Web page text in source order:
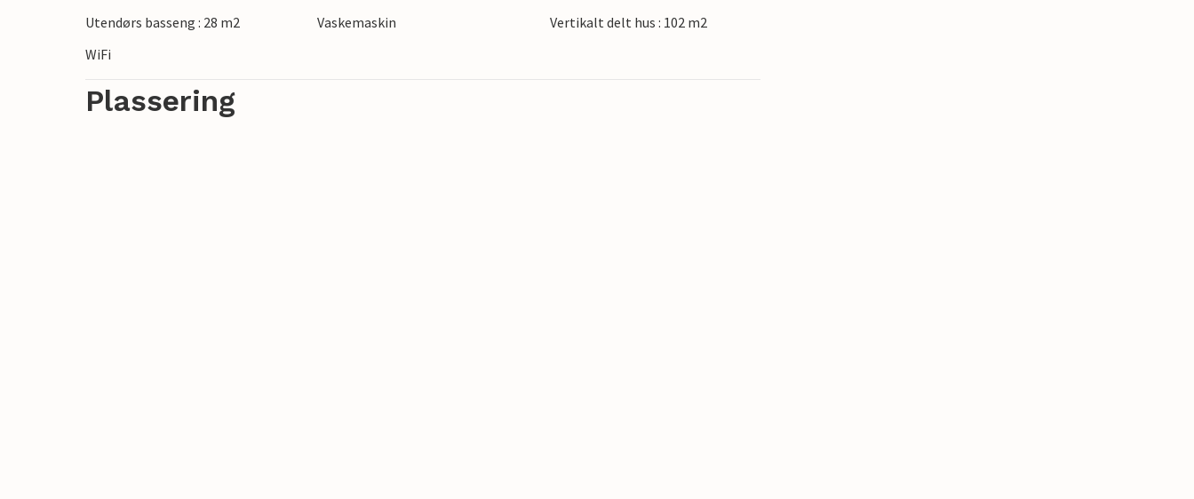
Utendørs basseng : 28 m2
Vaskemaskin
Vertikalt delt hus : 102 m2
WiFi
Plassering